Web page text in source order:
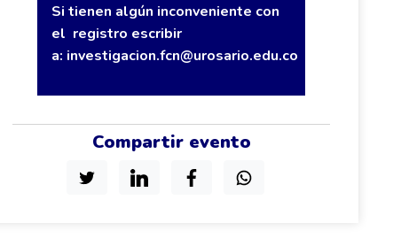
Si tienen algún inconveniente con
el registro escribir
a: investigacion.fcn@urosario.edu.co
Compartir evento